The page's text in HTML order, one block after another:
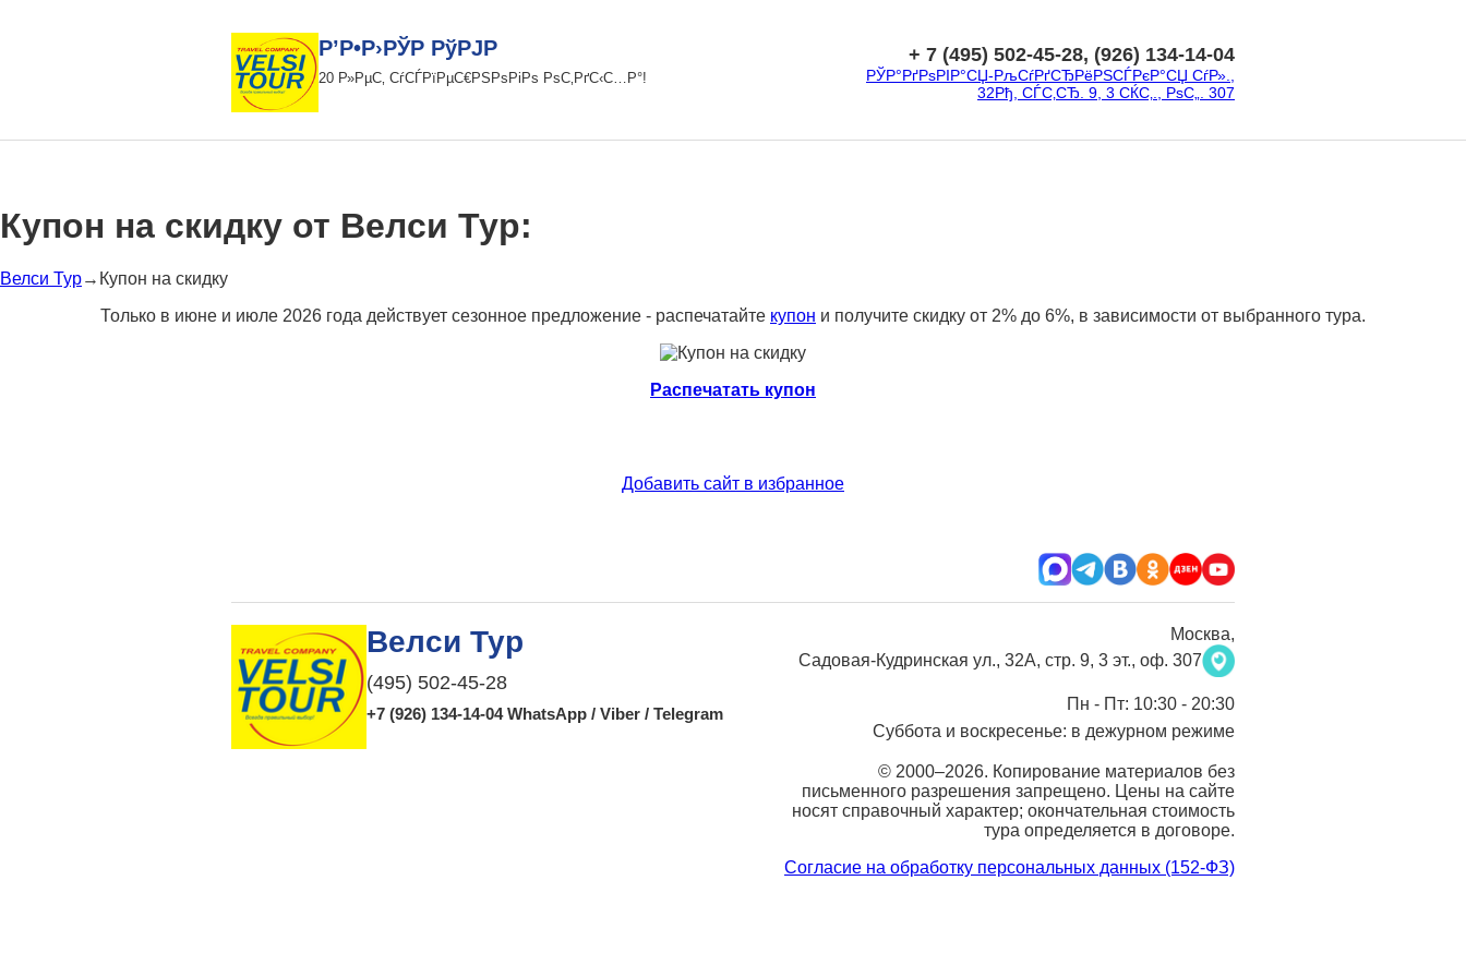
Р’Р•Р›РЎР РўРЈР
20 Р»РµС‚ СѓСЃРїРµС€РЅРѕРіРѕ РѕС‚РґС‹С…Р°!
+ 7 (495) 502-45-28, (926) 134-14-04
РЎР°РґРѕРІР°СЏ-РљСѓРґСЂРёРЅСЃРєР°СЏ СѓР».,
32Рђ, СЃС‚СЂ. 9, 3 СЌС‚., РѕС„. 307
Купон на скидку от Велси Тур:
Велси Тур→Купон на скидку
Только в июне и июле 2026 года действует сезонное предложение - распечатайте купон и получите скидку от 2% до 6%, в зависимости от выбранного тура.
Распечатать купон
Добавить сайт в избранное
Велси Тур
(495) 502-45-28
+7 (926) 134-14-04 WhatsApp / Viber / Telegram
Москва,
Садовая-Кудринская ул., 32А, стр. 9, 3 эт., оф. 307
Пн - Пт: 10:30 - 20:30
Суббота и воскресенье: в дежурном режиме
© 2000–2026. Копирование материалов без
письменного разрешения запрещено. Цены на сайте
носят справочный характер; окончательная стоимость
тура определяется в договоре.
Согласие на обработку персональных данных (152-ФЗ)